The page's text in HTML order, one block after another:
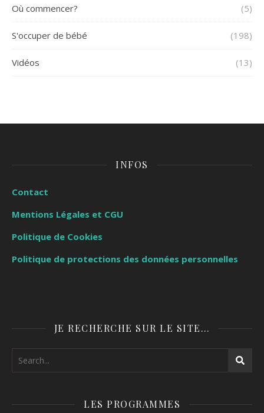
Où commencer? (5)
S'occuper de bébé (198)
Vidéos (13)
INFOS
Contact
Mentions Légales et CGU
Politique de Cookies
Politique de protections des données personnelles
JE RECHERCHE SUR LE SITE…
LES PROGRAMMES